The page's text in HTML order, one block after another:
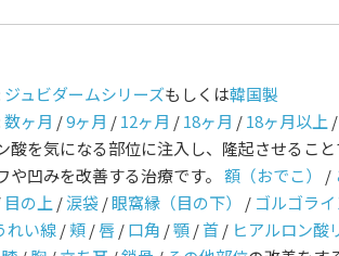
ジュビダームシリーズもしくは韓国製
数ヶ月 /9ヶ月 /12ヶ月 /18ヶ月 /18ヶ月以上 /
酸を気になる部位に注入し、隆起させるこ
や凹みを改善する治療です。 額（おでこ） /
目の上 /涙袋/眼窩縁（目の下） / ゴルゴラ
れい線/頬/唇/口角 /顎/首/ ヒアルロン酸